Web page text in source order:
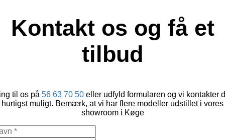
Kontakt os og få et
tilbud
til os på 56 63 70 50 eller udfyld formularen og vi kontakter
hurtigst muligt. Bemærk, at vi har flere modeller udstillet i vores
showroom i Køge